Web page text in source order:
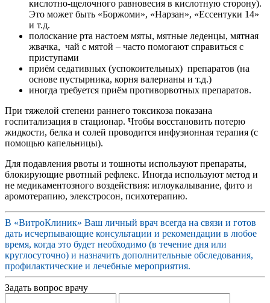
кислотно-щелочного равновесия в кислотную сторону).
Это может быть «Боржоми», «Нарзан», «Ессентуки 14»
и т.д.
полоскание рта настоем мяты, мятные леденцы, мятная
жвачка, чай с мятой – часто помогают справиться с
приступами
приём седативных (успокоительных) препаратов (на
основе пустырника, корня валерианы и т.д.)
иногда требуется приём противорвотных препаратов.
При тяжелой степени раннего токсикоза показана
госпитализация в стационар. Чтобы восстановить потерю
жидкости, белка и солей проводится инфузионная терапия (с
помощью капельницы).
Для подавления рвоты и тошноты используют препараты,
блокирующие рвотный рефлекс. Иногда используют метод и
не медикаментозного воздействия: иглоукалывание, фито и
аромотерапию, элекстросон, психотерапию.
В «ВитроКлиник» Ваш личный врач всегда на связи и готов
дать исчерпывающие консультации и рекомендации в любое
время, когда это будет необходимо (в течение дня или
круглосуточно) и назначить дополнительные обследования,
профилактические и лечебные мероприятия.
Задать вопрос врачу